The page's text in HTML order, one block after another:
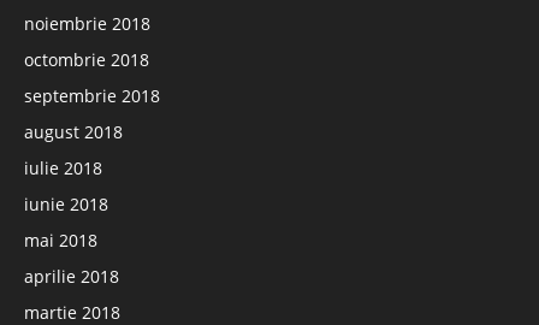
noiembrie 2018
octombrie 2018
septembrie 2018
august 2018
iulie 2018
iunie 2018
mai 2018
aprilie 2018
martie 2018